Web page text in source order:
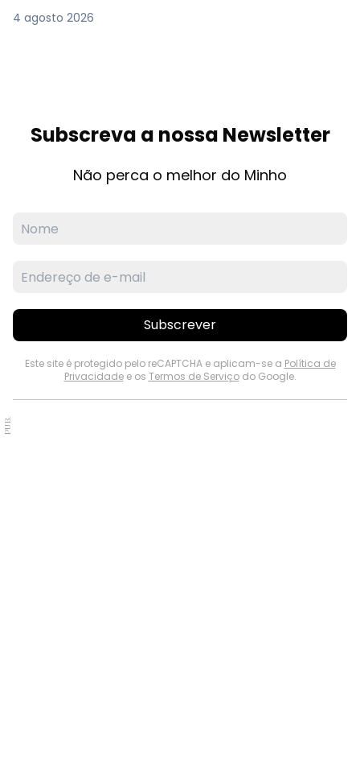
4 agosto 2026
Subscreva a nossa Newsletter
Não perca o melhor do Minho
Subscrever
Este site é protegido pelo reCAPTCHA e aplicam-se a Política de
Privacidadee os Termos de Serviçodo Google.
PUB.